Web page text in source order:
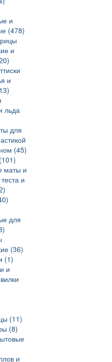
и
(478)
и
и
льда
для
(45)
маты и
и
для
(36)
(1)
и
(11)
(8)
и